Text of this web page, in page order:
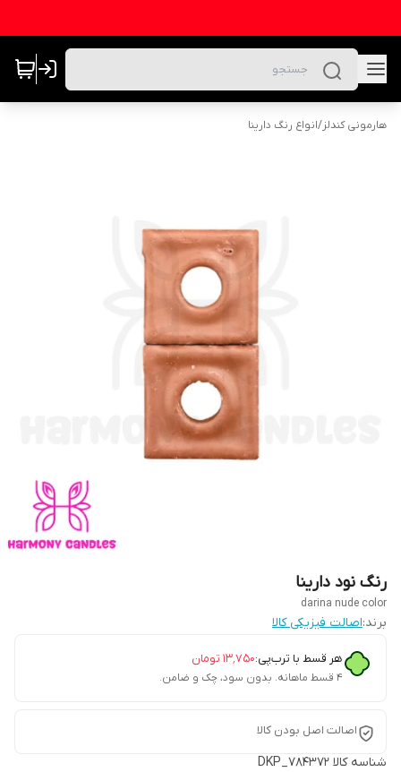
هارمونی کندلز/انواع رنگ دارینا
رنگ نود دارینا
darina nude color
برند:اصالت فیزیکی کالا
هر قسط با ترب‌پی:۱۳٬۷۵۰ تومان
۴ قسط ماهانه. بدون سود، چک و ضامن.
اصالت اصل بودن کالا
شناسه کالا DKP_784372